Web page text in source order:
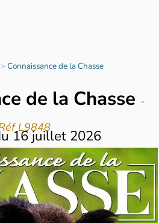
>Connaissance de la Chasse
de la Chasse -
L9848
16 juillet 2026